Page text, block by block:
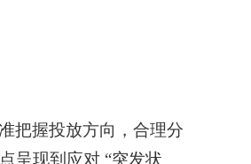
把握投放方向，合理分
呈现到应对 “突发状